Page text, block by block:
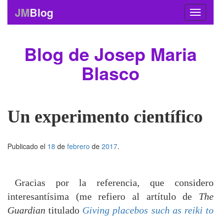
JMBlog
Blog de Josep Maria
Blasco
Un experimento científico
Publicado el 18 de febrero de 2017.
Gracias por la referencia, que considero
interesantísima (me refiero al artítulo de The
Guardian titulado Giving placebos such as reiki to